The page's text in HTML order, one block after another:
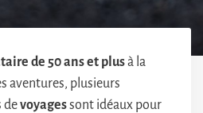
de 50 ans et plusà la
aventures, plusieurs
devoyagessont idéaux pour